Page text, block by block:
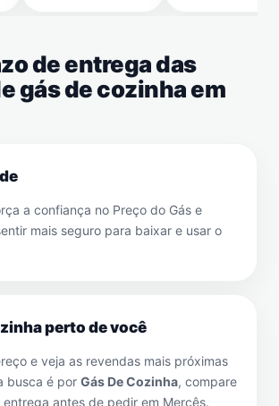
de entrega das
gás de cozinha em
a confiança no Preço do Gás e
mais seguro para baixar e usar o
perto de você
e veja as revendas mais próximas
busca é por Gás De Cozinha, compare
antes de pedir em Mercês.